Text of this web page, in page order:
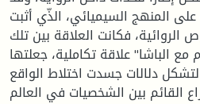
المنهج السيميائي، الذّي أثبت
الروائية، فكانت العلاقة بين تلك
مع الباشا" علاقة تكاملية، جعلتها
دلالات جسدت اختلاط الواقع
القائم بين الشخصيات في العالم